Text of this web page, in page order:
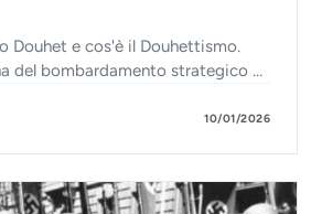
Douhet e cos'è il Douhettismo.
del bombardamento strategico e
10/01/2026